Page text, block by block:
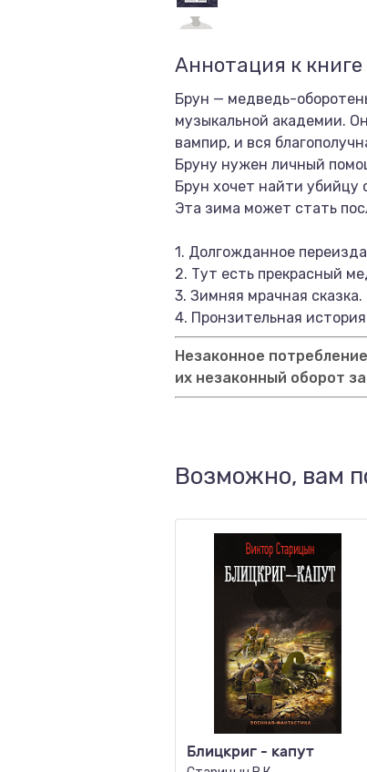
Аннотация к
Брун — медведь-
музыкальной академии.
вампир, и вся
Бруну нужен личный
Брун хочет найти убийцу
Эта зима может стать
1. Долгожданное
2. Тут есть прекрасный
3. Зимняя мрачная сказка.
4. Пронзительная
Незаконное
их незаконный оборот
Возможно, вам
Блицкриг - капут